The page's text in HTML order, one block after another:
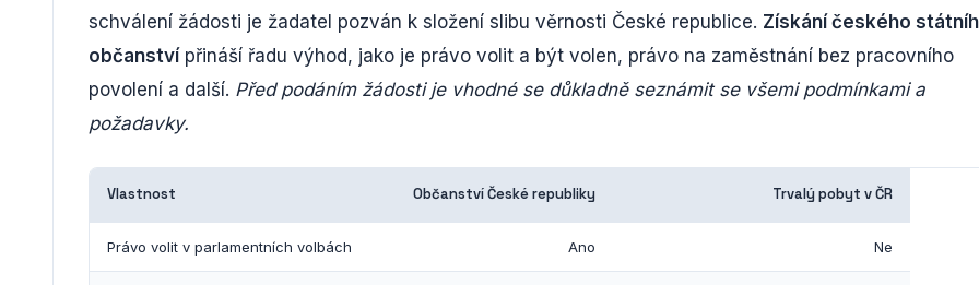
schválení žádosti je žadatel pozván k složení slibu věrnosti České republice. Získání českého
občanstvípřináší řadu výhod, jako je právo volit a být volen, právo na zaměstnání bez pracovního
povolení a další. Před podáním žádosti je vhodné se důkladně seznámit se všemi podmínkami a
požadavky.
Vlastnost Občanství České republiky Trvalý pobyt v ČR
Právo volit v parlamentních volbách Ano Ne